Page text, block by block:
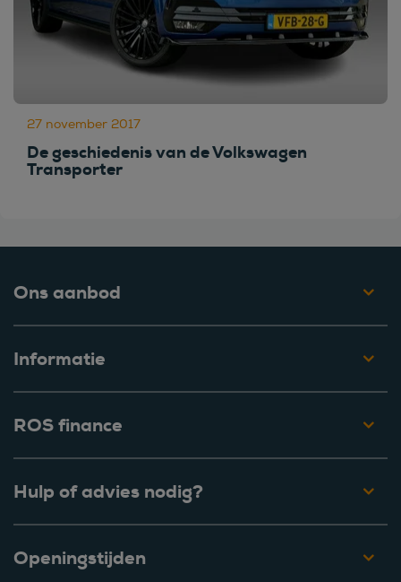
27 november 2017
De geschiedenis van de Volkswagen
Transporter
Ons aanbod
Informatie
ROS finance
Hulp of advies nodig?
Openingstijden